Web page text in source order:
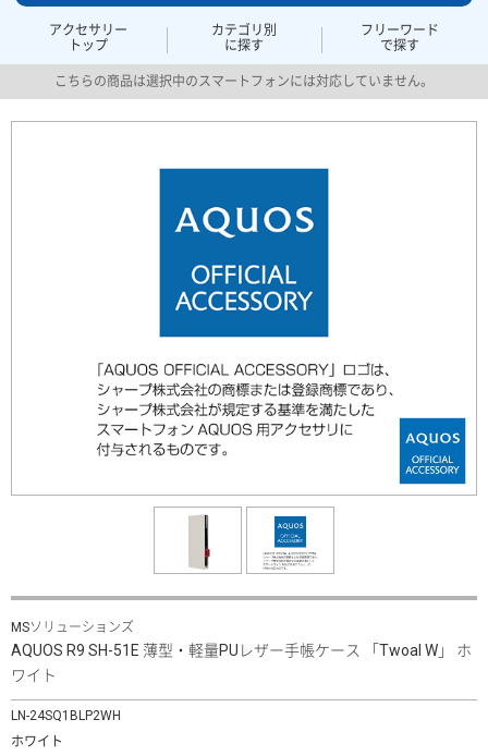
アクセサリー
トップ
カテゴリ別
に探す
フリーワード
で探す
こちらの商品は選択中のスマートフォンには対応していません。
MSソリューションズ
AQUOS R9 SH-51E 薄型・軽量PUレザー手帳ケース 「Twoal W」 ホ
ワイト
LN-24SQ1BLP2WH
ホワイト